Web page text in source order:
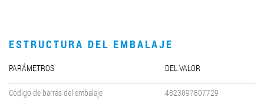
ESTRUCTURA DEL EMBALAJE
PARÁMETROS DEL VALOR
Código de barras del embalaje
4823097807729